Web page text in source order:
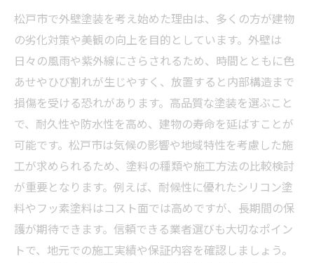
に押さえるべきポイント
外壁塗装で家が生まれ変わる！松戸市で長持ち
する美しい仕上がりを実現しよう
松戸市での外壁塗装成功ストーリー：高品質選
びで安心の暮らしを手に入れる
松戸市で外壁塗装を考え始めた理由は、多くの方が建物
の劣化対策や美観の向上を目的としています。外壁は
日々の風雨や紫外線にさらされるため、時間とともに色
あせやひび割れが生じやすく、放置すると内部構造まで
損傷を受ける恐れがあります。高品質な塗装を選ぶこと
で、耐久性や防水性を高め、建物の寿命を延ばすことが
可能です。松戸市は気候の影響や地域特性を考慮した施
工が求められるため、塗料の種類や施工方法の比較検討
が重要となります。例えば、耐候性に優れたシリコン塗
料やフッ素塗料はコスト面では高めですが、長期間の保
護が期待できます。信頼できる業者選びも大切なポイン
トで、地元での施工実績や保証内容を確認しましょう。